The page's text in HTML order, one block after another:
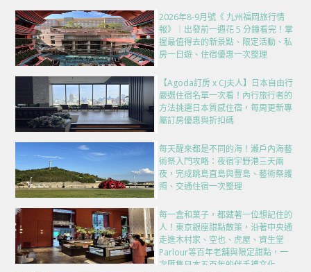
2026年8-9月號《 九州福岡旅行情
報》｜出發前一週花 5 分鐘看完！掌
握最值得去的新景點、限定活動、私
房一日遊、住宿優惠一次整理
【Agoda訂房 x CJ夫人】日本自由行
嚴選住宿名單一次看！內行旅行者的
方法挑選日本質感住宿，每周更新專
屬訂房優惠與折扣碼
每天醒來都是不同的海！瀨戶內海藝
術祭入門攻略：夜宿宇野港三天兩
夜，完成跳島直島與豐島、藝術祭護
照、交通住宿一次整理
每一盒和菓子，都藏著一位想記住的
人！東京銀座甜點散策，沿著中央通
走進木村家、空也、虎屋、資生堂
Parlour等百年老舖與限定甜點，一
次匯集日本五百年的伴手禮文化